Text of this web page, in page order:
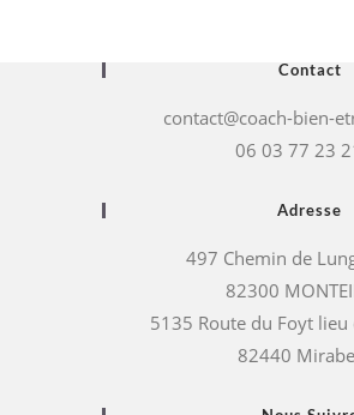
Contact
contact@coach-bien-
06 03 77 23
Adresse
497 Chemin de
82300
5135 Route du Foyt
82440